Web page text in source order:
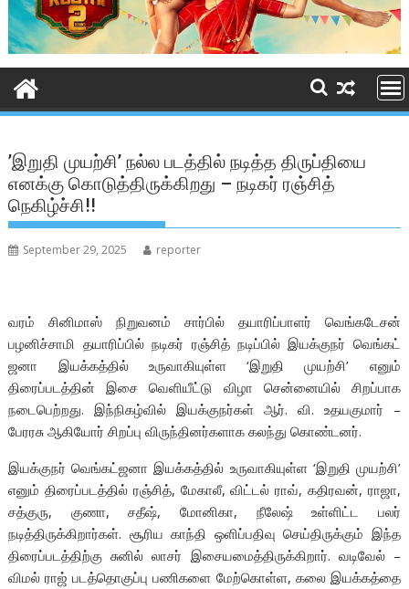
’இறுதி முயற்சி’ நல்ல படத்தில் நடித்த திருப்தியை
எனக்கு கொடுத்திருக்கிறது – நடிகர் ரஞ்சித்
நெகிழ்ச்சி!!
September 29, 2025 reporter
வரம் சினிமாஸ் நிறுவனம் சார்பில் தயாரிப்பாளர் வெங்கடேசன்
பழனிச்சாமி தயாரிப்பில் நடிகர் ரஞ்சித் நடிப்பில் இயக்குநர் வெங்கட்
ஜனா இயக்கத்தில் உருவாகியுள்ள ‘இறுதி முயற்சி’ எனும்
திரைப்படத்தின் இசை வெளியீட்டு விழா சென்னையில் சிறப்பாக
நடைபெற்றது. இந்நிகழ்வில் இயக்குநர்கள் ஆர். வி. உதயகுமார் –
பேரரசு ஆகியோர் சிறப்பு விருந்தினர்களாக கலந்து கொண்டனர்.
இயக்குநர் வெங்கட்ஜனா இயக்கத்தில் உருவாகியுள்ள ‘இறுதி முயற்சி’
எனும் திரைப்படத்தில் ரஞ்சித், மேகாலீ, விட்டல் ராவ், கதிரவன், ராஜா,
சத்குரு, குணா, சதீஷ், மோனிகா, நீலேஷ் உள்ளிட்ட பலர்
நடித்திருக்கிறார்கள். சூரிய காந்தி ஒளிப்பதிவு செய்திருக்கும் இந்த
திரைப்படத்திற்கு சுனில் லாசர் இசையமைத்திருக்கிறார். வடிவேல் –
விமல் ராஜ் படத்தொகுப்பு பணிகளை மேற்கொள்ள, கலை இயக்கத்தை